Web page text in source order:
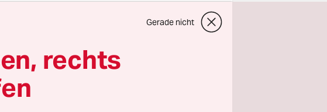
Um eine weitere
Menschen in
Hubei in
mit Bussen oder
gestoppt, wie die
Gerade nicht
rechts